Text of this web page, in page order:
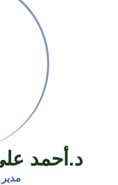
د.أحمد